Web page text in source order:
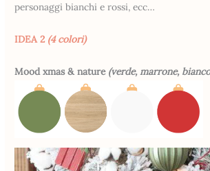
personaggi bianchi e rossi, ecc…
IDEA 2 (4 colori)
Mood xmas & nature (verde, marrone,